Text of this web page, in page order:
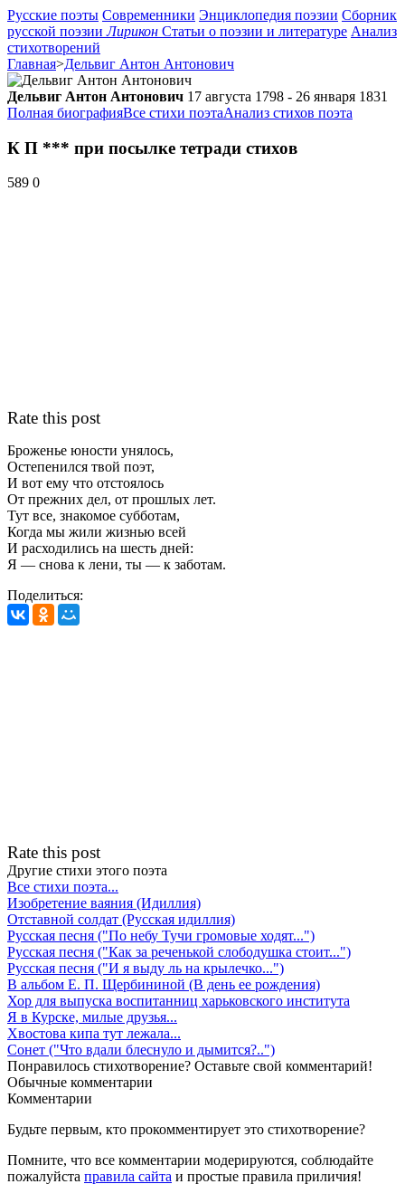
Русские поэты Современники Энциклопедия поэзии Сборник
русской поэзии Лирикон Статьи о поэзии и литературе Анализ
стихотворений
Главная>Дельвиг Антон Антонович
Дельвиг Антон Антонович 17 августа 1798 - 26 января 1831
Полная биографияВсе стихи поэтаАнализ стихов поэта
К П *** при посылке тетради стихов
589 0
Rate this post
Броженье юности унялось,
Остепенился твой поэт,
И вот ему что отстоялось
От прежних дел, от прошлых лет.
Тут все, знакомое субботам,
Когда мы жили жизнью всей
И расходились на шесть дней:
Я — снова к лени, ты — к заботам.
Поделиться:
Rate this post
Другие стихи этого поэта
Все стихи поэта...
Изобретение ваяния (Идиллия)
Отставной солдат (Русская идиллия)
Русская песня ("По небу Тучи громовые ходят...")
Русская песня ("Как за реченькой слободушка стоит...")
Русская песня ("И я выду ль на крылечко...")
В альбом Е. П. Щербининой (В день ее рождения)
Хор для выпуска воспитанниц харьковского института
Я в Курске, милые друзья...
Хвостова кипа тут лежала...
Сонет ("Что вдали блеснуло и дымится?..")
Понравилось стихотворение? Оставьте свой комментарий!
Обычные комментарии
Комментарии
Будьте первым, кто прокомментирует это стихотворение?
Помните, что все комментарии модерируются, соблюдайте
пожалуйста правила сайта и простые правила приличия!